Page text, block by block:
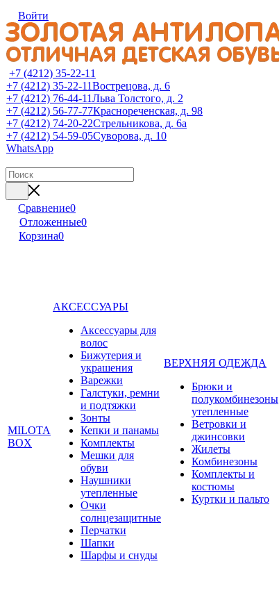
Войти
+7 (4212) 35-22-11
+7 (4212) 35-22-11Вострецова, д. 6
+7 (4212) 76-44-11Льва Толстого, д. 2
+7 (4212) 56-77-77Краснореченская, д. 98
+7 (4212) 74-20-22Стрельникова, д. 6а
+7 (4212) 54-59-05Суворова, д. 10
WhatsApp
Сравнение0
Отложенные0
Корзина0
MILOTA
BOX
АКСЕССУАРЫ
Аксессуары для
волос
Бижутерия и
украшения
Варежки
Галстуки, ремни
и подтяжки
Зонты
Кепки и панамы
Комплекты
Мешки для
обуви
Наушники
утепленные
Очки
солнцезащитные
Перчатки
Шапки
Шарфы и снуды
ВЕРХНЯЯ ОДЕЖДА
Брюки и
полукомбинезоны
утепленные
Ветровки и
джинсовки
Жилеты
Комбинезоны
Комплекты и
костюмы
Куртки и пальто